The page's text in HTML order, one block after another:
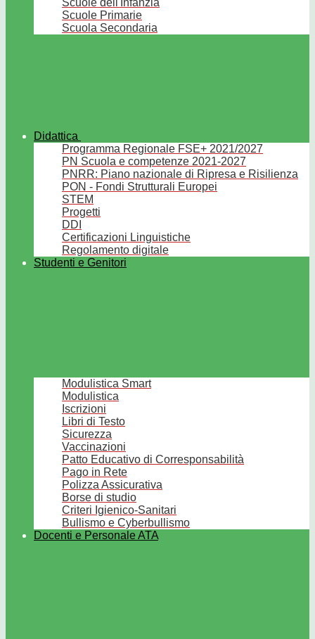
Scuole dell'Infanzia
Scuole Primarie
Scuola Secondaria
Didattica
Programma Regionale FSE+ 2021/2027
PN Scuola e competenze 2021-2027
PNRR: Piano nazionale di Ripresa e Risilienza
PON - Fondi Strutturali Europei
STEM
Progetti
DDI
Certificazioni Linguistiche
Regolamento digitale
Studenti e Genitori
Modulistica Smart
Modulistica
Iscrizioni
Libri di Testo
Sicurezza
Vaccinazioni
Patto Educativo di Corresponsabilità
Pago in Rete
Polizza Assicurativa
Borse di studio
Criteri Igienico-Sanitari
Bullismo e Cyberbullismo
Docenti e Personale ATA